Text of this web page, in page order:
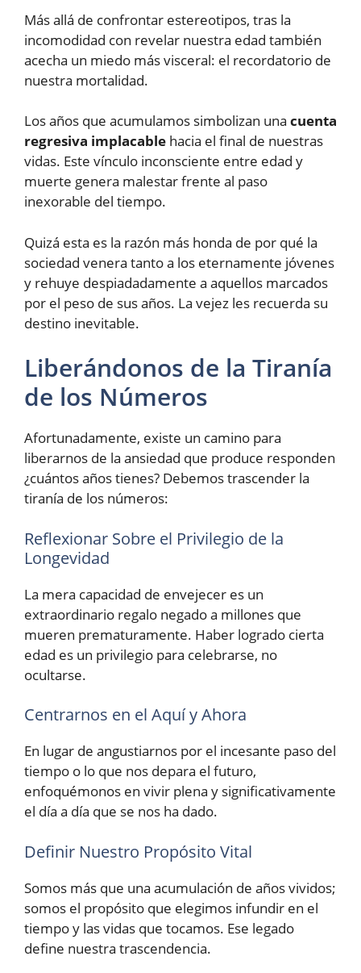
Más allá de confrontar estereotipos, tras la
incomodidad con revelar nuestra edad también
acecha un miedo más visceral: el recordatorio de
nuestra mortalidad.
Los años que acumulamos simbolizan una cuenta
regresiva implacable hacia el final de nuestras
vidas. Este vínculo inconsciente entre edad y
muerte genera malestar frente al paso
inexorable del tiempo.
Quizá esta es la razón más honda de por qué la
sociedad venera tanto a los eternamente jóvenes
y rehuye despiadadamente a aquellos marcados
por el peso de sus años. La vejez les recuerda su
destino inevitable.
Liberándonos de la Tiranía
de los Números
Afortunadamente, existe un camino para
liberarnos de la ansiedad que produce responden
¿cuántos años tienes? Debemos trascender la
tiranía de los números:
Reflexionar Sobre el Privilegio de la
Longevidad
La mera capacidad de envejecer es un
extraordinario regalo negado a millones que
mueren prematuramente. Haber logrado cierta
edad es un privilegio para celebrarse, no
ocultarse.
Centrarnos en el Aquí y Ahora
En lugar de angustiarnos por el incesante paso del
tiempo o lo que nos depara el futuro,
enfoquémonos en vivir plena y significativamente
el día a día que se nos ha dado.
Definir Nuestro Propósito Vital
Somos más que una acumulación de años vividos;
somos el propósito que elegimos infundir en el
tiempo y las vidas que tocamos. Ese legado
define nuestra trascendencia.